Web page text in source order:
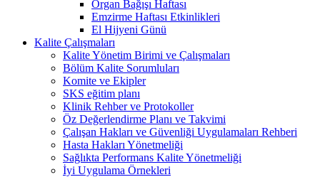
Organ Bağışı Haftası
Emzirme Haftası Etkinlikleri
El Hijyeni Günü
Kalite Çalışmaları
Kalite Yönetim Birimi ve Çalışmaları
Bölüm Kalite Sorumluları
Komite ve Ekipler
SKS eğitim planı
Klinik Rehber ve Protokoller
Öz Değerlendirme Planı ve Takvimi
Çalışan Hakları ve Güvenliği Uygulamaları Rehberi
Hasta Hakları Yönetmeliği
Sağlıkta Performans Kalite Yönetmeliği
İyi Uygulama Örnekleri